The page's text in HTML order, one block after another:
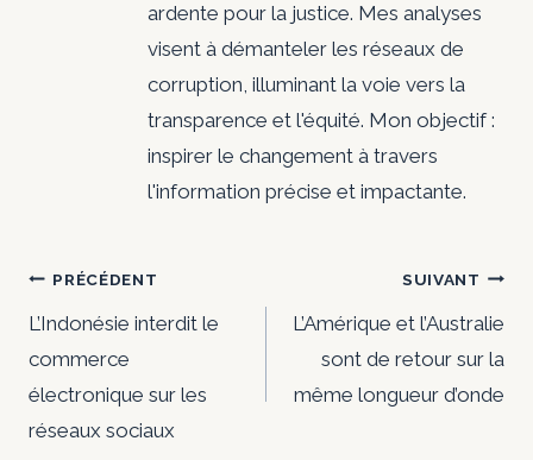
ardente pour la justice. Mes analyses
visent à démanteler les réseaux de
corruption, illuminant la voie vers la
transparence et l'équité. Mon objectif :
inspirer le changement à travers
l'information précise et impactante.
Navigation
de
l’article
PRÉCÉDENT
L’Indonésie interdit le
commerce
électronique sur les
réseaux sociaux
SUIVANT
L’Amérique et l’Australie
sont de retour sur la
même longueur d’onde